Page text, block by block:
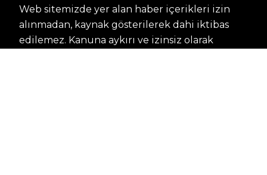
Web sitemizde yer alan haber içerikleri izin
alınmadan, kaynak gösterilerek dahi iktibas
edilemez. Kanuna aykırı ve izinsiz olarak